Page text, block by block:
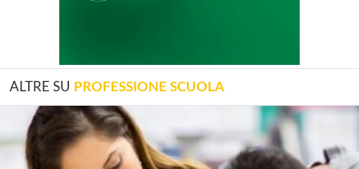
ALTRE SU PROFESSIONE SCUOLA